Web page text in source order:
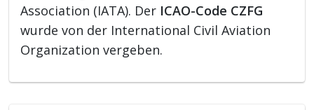
Association (IATA). Der ICAO-Code CZFG
wurde von der International Civil Aviation
Organization vergeben.